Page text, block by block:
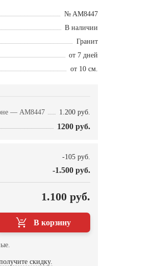
№ AM8447
В наличии
Гранит
от 7 дней
от 10 см.
— AM8447 1.200 руб.
1200 руб.
-105 руб.
-1.500 руб.
1.100 руб.
В корзину
скидку.